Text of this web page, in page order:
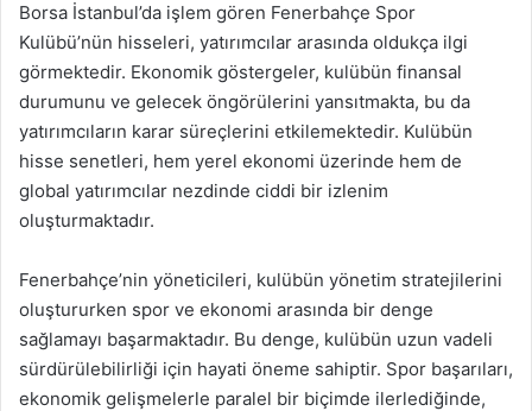
Borsa İstanbul’da işlem gören Fenerbahçe Spor
Kulübü’nün hisseleri, yatırımcılar arasında oldukça ilgi
görmektedir. Ekonomik göstergeler, kulübün finansal
durumunu ve gelecek öngörülerini yansıtmakta, bu da
yatırımcıların karar süreçlerini etkilemektedir. Kulübün
hisse senetleri, hem yerel ekonomi üzerinde hem de
global yatırımcılar nezdinde ciddi bir izlenim
oluşturmaktadır.
Fenerbahçe’nin yöneticileri, kulübün yönetim stratejilerini
oluştururken spor ve ekonomi arasında bir denge
sağlamayı başarmaktadır. Bu denge, kulübün uzun vadeli
sürdürülebilirliği için hayati öneme sahiptir. Spor başarıları,
ekonomik gelişmelerle paralel bir biçimde ilerlediğinde,